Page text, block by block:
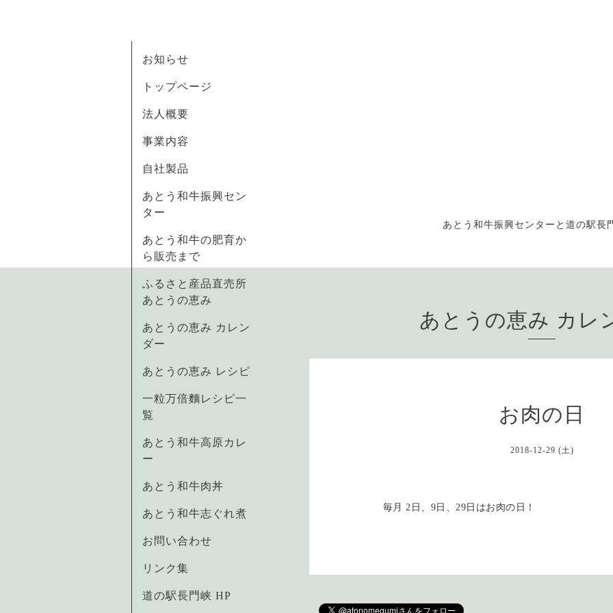
あとう和牛振興センターと道の駅長
お知らせ
トップページ
法人概要
事業内容
自社製品
あとう和牛振興セン
ター
あとう和牛の肥育か
ら販売まで
ふるさと産品直売所
あとうの恵み
あとうの恵み カレン
ダー
あとうの恵み レシピ
一粒万倍麵レシピ一
覧
あとう和牛高原カレ
ー
あとう和牛肉丼
あとう和牛志ぐれ煮
お問い合わせ
リンク集
道の駅長門峡 HP
あとうの恵み カレ
お肉の日
2018-12-29 (土)
毎月 2日、9日、29日はお肉の日！